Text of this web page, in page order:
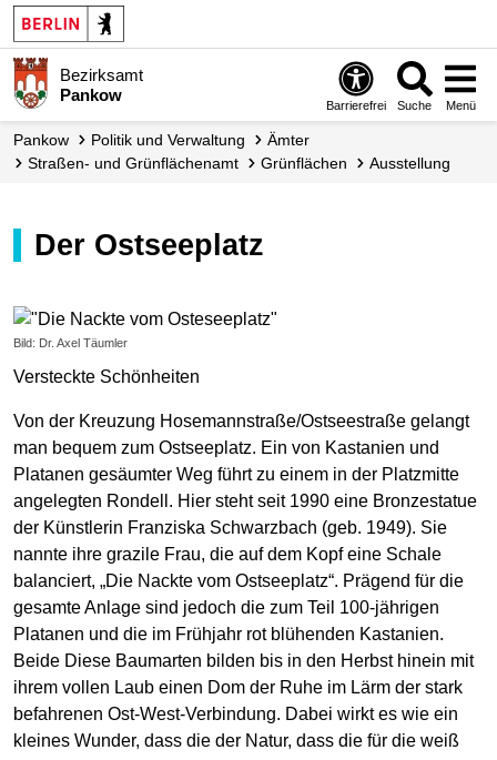
Bezirksamt
Pankow
Barrierefrei Suche Menü
Pankow Politik und Verwaltung
Ämter
Straßen- und Grünflächen­amt
Grünflächen Ausstellung
Der Ostseeplatz
Bild: Dr. Axel Täumler
Versteckte Schönheiten
Von der Kreuzung Hosemannstraße/Ostseestraße gelangt
man bequem zum Ostseeplatz. Ein von Kastanien und
Platanen gesäumter Weg führt zu einem in der Platzmitte
angelegten Rondell. Hier steht seit 1990 eine Bronzestatue
der Künstlerin Franziska Schwarzbach (geb. 1949). Sie
nannte ihre grazile Frau, die auf dem Kopf eine Schale
balanciert, „Die Nackte vom Ostseeplatz“. Prägend für die
gesamte Anlage sind jedoch die zum Teil 100-jährigen
Platanen und die im Frühjahr rot blühenden Kastanien.
Beide Diese Baumarten bilden bis in den Herbst hinein mit
ihrem vollen Laub einen Dom der Ruhe im Lärm der stark
befahrenen Ost-West-Verbindung. Dabei wirkt es wie ein
kleines Wunder, dass die der Natur, dass die für die weiß